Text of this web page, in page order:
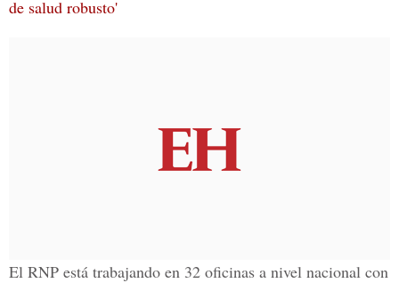
de salud robusto'
El RNP está trabajando en 32 oficinas a nivel nacional con